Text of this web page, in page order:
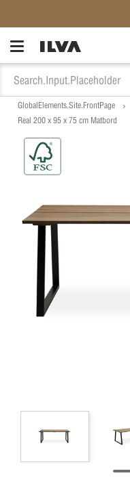
GlobalElements.Site.FrontPage
Real 200 x 95 x 75 cm Matbord